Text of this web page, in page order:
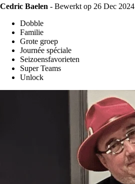
Cedric Baelen - Bewerkt op 26 Dec 2024
Dobble
Familie
Grote groep
Journée spéciale
Seizoensfavorieten
Super Teams
Unlock